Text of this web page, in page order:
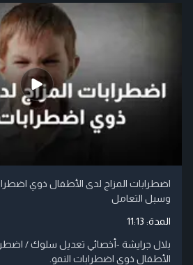
اضطرابات المزاج لدى الأطفال ذوي
وسبل التعامل
المدة: 11:13
بلال جرايشة -أخصائي تعديل سلوك /
الأطفال ذوي اضطرابات النمو.